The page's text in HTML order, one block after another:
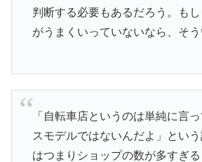
判断する必要もあるだろう。も
がうまくいっていないなら、そ
「自転車店というのは単純に言
スモデルではないんだよ」とい
はつまりショップの数が多すぎ